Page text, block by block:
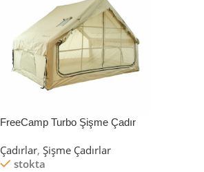
FreeCamp Turbo Şişme Çadır
Çadırlar, Şişme Çadırlar
stokta